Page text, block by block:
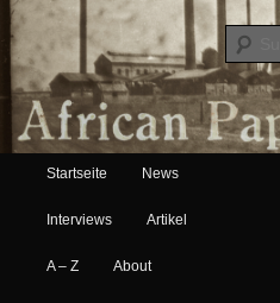
African Paper
Hauptmenü
Zum Inhalt wechseln
Zum sekundären Inhalt wechseln
Startseite News
Interviews Artikel
A – Z About